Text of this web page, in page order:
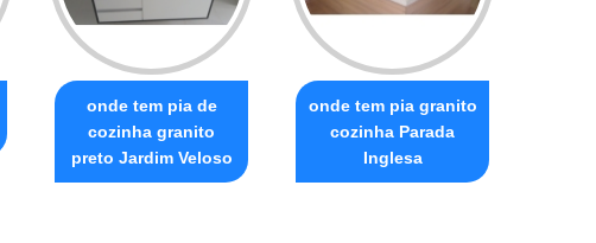
onde tem pia de
cozinha granito
preto Jardim Veloso
onde tem pia granito
cozinha Parada
Inglesa